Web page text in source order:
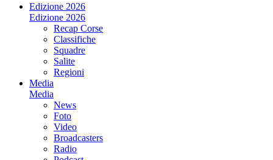
Edizione 2026
Edizione 2026
Recap Corse
Classifiche
Squadre
Salite
Regioni
Media
Media
News
Foto
Video
Broadcasters
Radio